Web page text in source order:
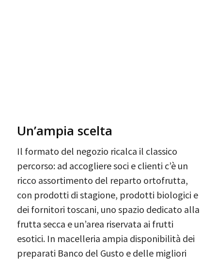
Un’ampia scelta
Il formato del negozio ricalca il classico
percorso: ad accogliere soci e clienti c’è un
ricco assortimento del reparto ortofrutta,
con prodotti di stagione, prodotti biologici e
dei fornitori toscani, uno spazio dedicato alla
frutta secca e un’area riservata ai frutti
esotici. In macelleria ampia disponibilità dei
preparati Banco del Gusto e delle migliori